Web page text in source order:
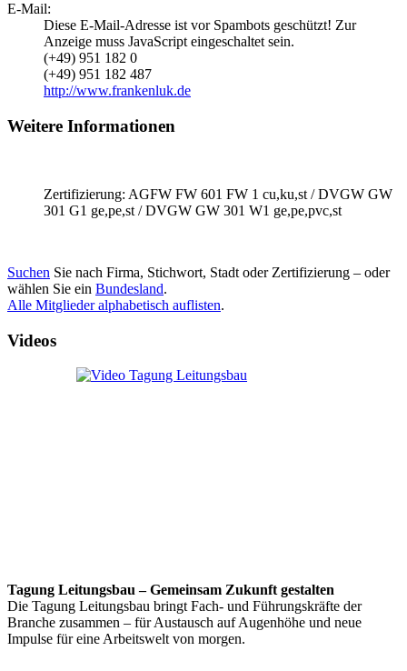
E-Mail:
Diese E-Mail-Adresse ist vor Spambots geschützt! Zur
Anzeige muss JavaScript eingeschaltet sein.
(+49) 951 182 0
(+49) 951 182 487
http://www.frankenluk.de
Weitere Informationen
Zertifizierung: AGFW FW 601 FW 1 cu,ku,st / DVGW GW
301 G1 ge,pe,st / DVGW GW 301 W1 ge,pe,pvc,st
Suchen Sie nach Firma, Stichwort, Stadt oder Zertifizierung – oder
wählen Sie ein Bundesland.
Alle Mitglieder alphabetisch auflisten.
Videos
Tagung Leitungsbau – Gemeinsam Zukunft gestalten
Die Tagung Leitungsbau bringt Fach- und Führungskräfte der
Branche zusammen – für Austausch auf Augenhöhe und neue
Impulse für eine Arbeitswelt von morgen.